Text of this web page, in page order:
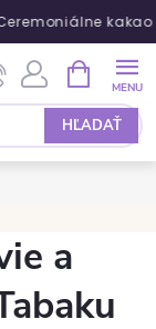
HĽADAŤ
a